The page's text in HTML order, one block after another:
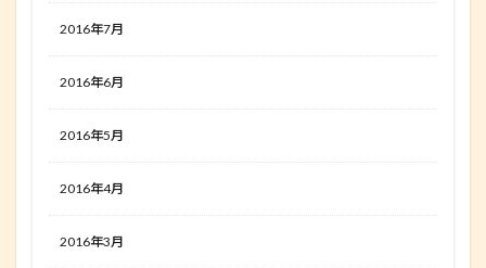
2016年7月
2016年6月
2016年5月
2016年4月
2016年3月